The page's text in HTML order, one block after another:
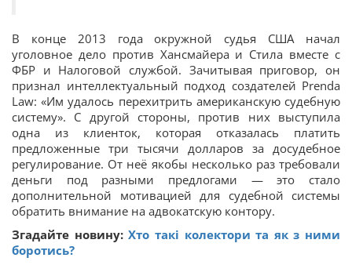
В конце 2013 года окружной судья США начал
уголовное дело против Хансмайера и Стила вместе с
ФБР и Налоговой службой. Зачитывая приговор, он
признал интеллектуальный подход создателей Prenda
Law: «Им удалось перехитрить американскую судебную
систему». С другой стороны, против них выступила
одна из клиенток, которая отказалась платить
предложенные три тысячи долларов за досудебное
регулирование. От неё якобы несколько раз требовали
деньги под разными предлогами — это стало
дополнительной мотивацией для судебной системы
обратить внимание на адвокатскую контору.
Згадайте новину:Хто такі колектори та як з ними
боротись?